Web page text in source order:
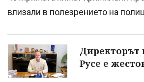
влизали в полезрението на
Русе е